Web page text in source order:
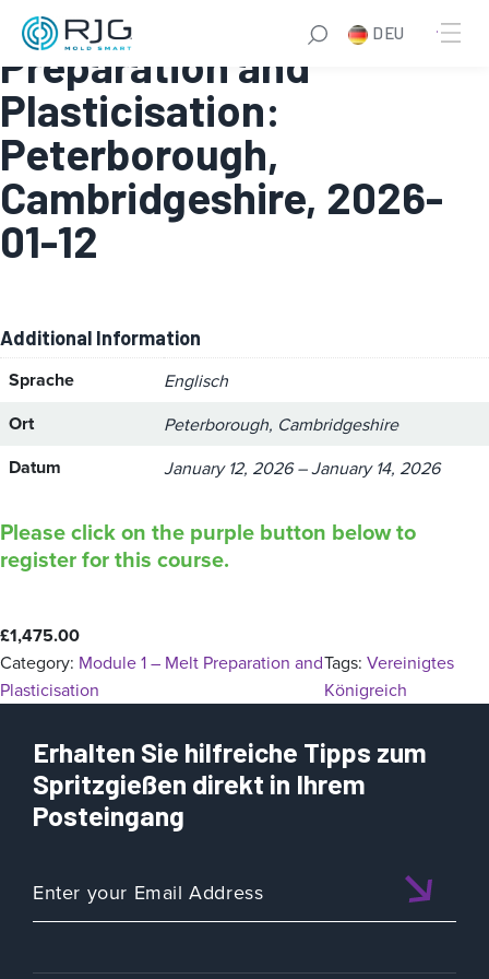
DEU
Module 1 – Melt
Preparation and
Plasticisation:
Peterborough,
Cambridgeshire, 2026-
01-12
Additional Information
Sprache Englisch
Ort Peterborough, Cambridgeshire
Datum January 12, 2026 – January 14, 2026
Please click on the purple button below to
register for this course.
£1,475.00
Category: Module 1 – Melt Preparation and
Plasticisation
Tags: Vereinigtes
Königreich
Erhalten Sie hilfreiche Tipps zum
Spritzgießen direkt in Ihrem
Posteingang